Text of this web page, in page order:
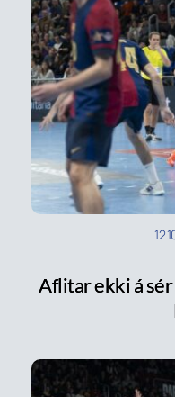
Aflitar ekki á